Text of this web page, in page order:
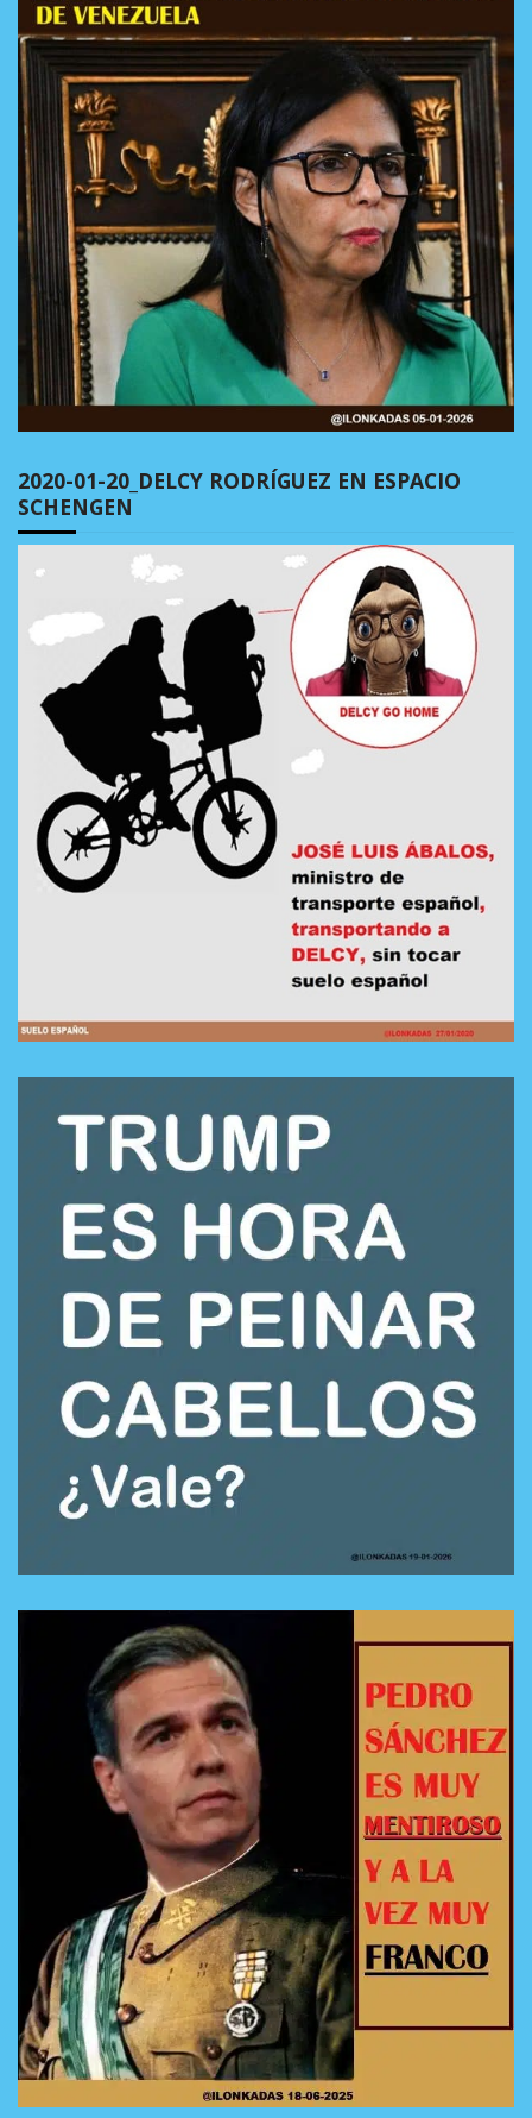
2020-01-20_DELCY RODRÍGUEZ EN ESPACIO
SCHENGEN